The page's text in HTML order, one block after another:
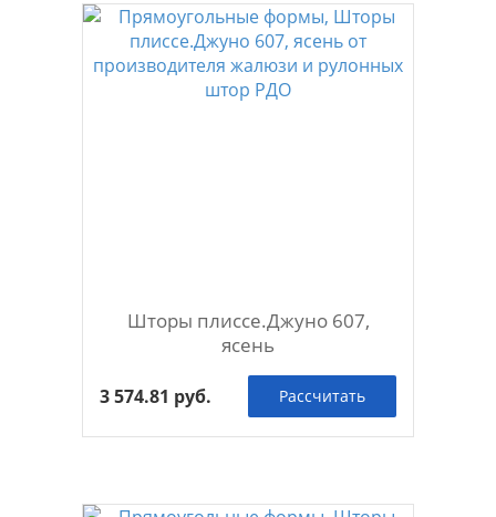
Шторы плиссе.Джуно 607,
ясень
3 574.81 руб. Рассчитать